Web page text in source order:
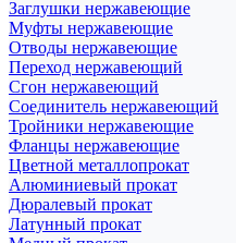
Заглушки нержавеющие
Муфты нержавеющие
Отводы нержавеющие
Переход нержавеющий
Сгон нержавеющий
Соединитель нержавеющий
Тройники нержавеющие
Фланцы нержавеющие
Цветной металлопрокат
Алюминиевый прокат
Дюралевый прокат
Латунный прокат